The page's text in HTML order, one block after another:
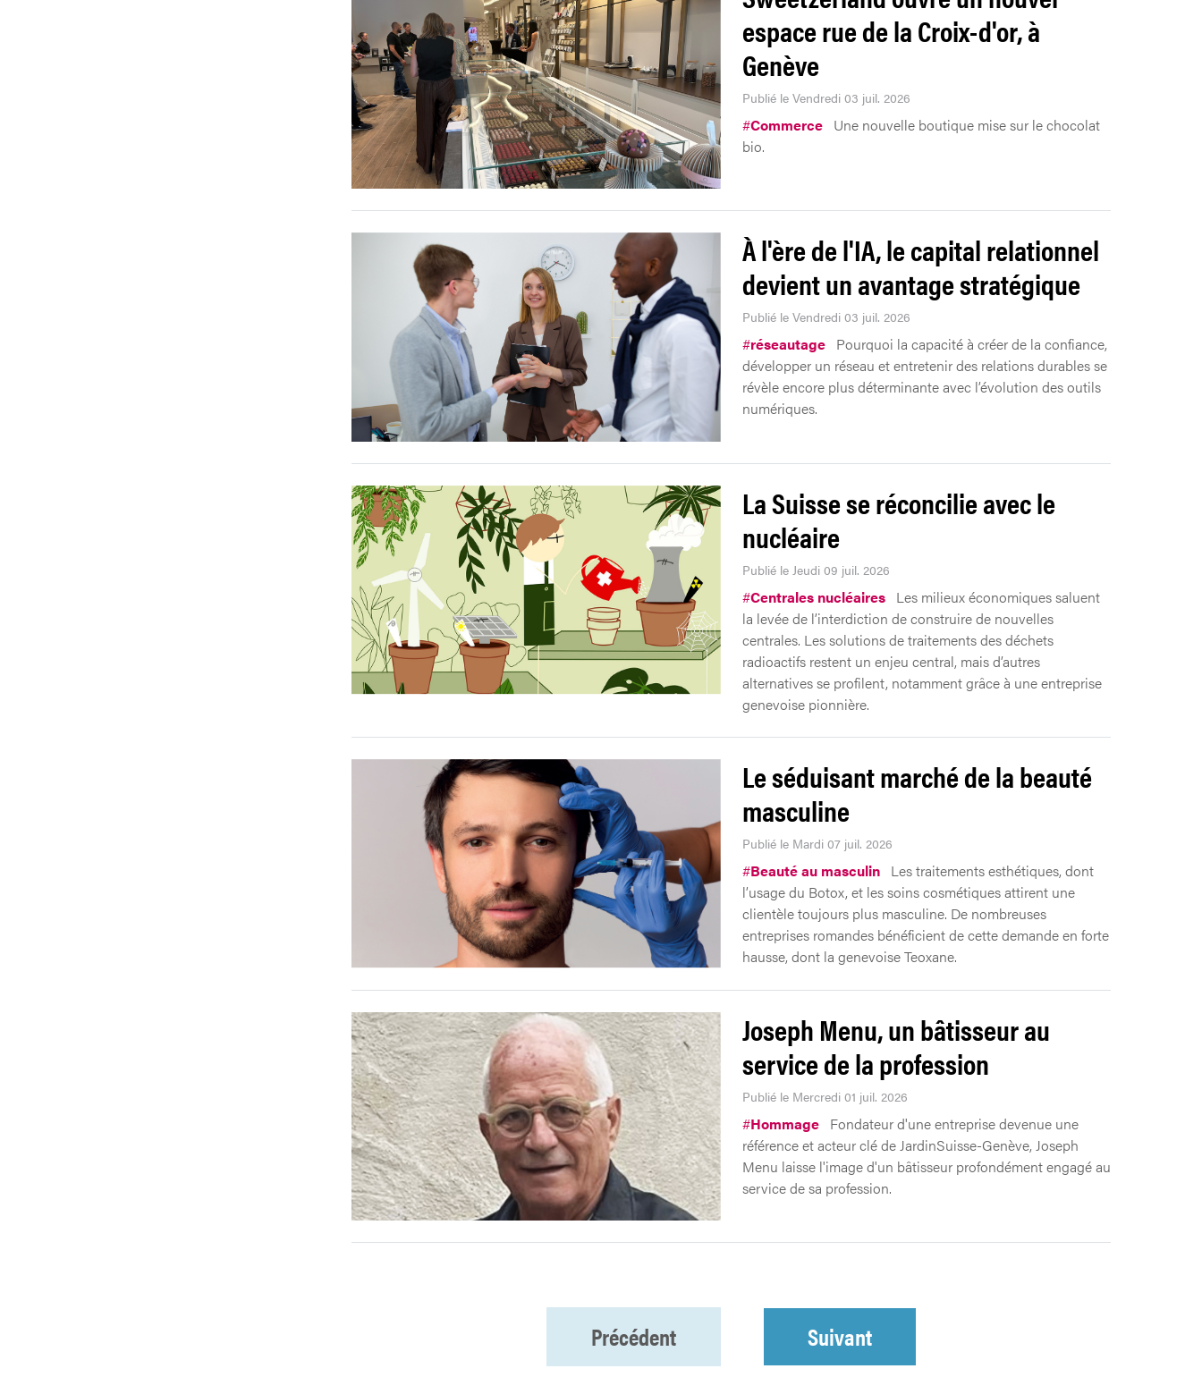
espace rue de la Croix-d'or, à
Genève
Publié le Vendredi 03 juil. 2026
#Commerce Une nouvelle boutique mise sur le chocolat
bio.
À l'ère de l'IA, le capital relationnel
devient un avantage stratégique
Publié le Vendredi 03 juil. 2026
#réseautage Pourquoi la capacité à créer de la confiance,
développer un réseau et entretenir des relations durables se
révèle encore plus déterminante avec l’évolution des outils
numériques.
La Suisse se réconcilie avec le
nucléaire
Publié le Jeudi 09 juil. 2026
#Centrales nucléaires Les milieux économiques saluent
la levée de l’interdiction de construire de nouvelles
centrales. Les solutions de traitements des déchets
radioactifs restent un enjeu central, mais d’autres
alternatives se profilent, notamment grâce à une entreprise
genevoise pionnière.
Le séduisant marché de la beauté
masculine
Publié le Mardi 07 juil. 2026
#Beauté au masculin Les traitements esthétiques, dont
l’usage du Botox, et les soins cosmétiques attirent une
clientèle toujours plus masculine. De nombreuses
entreprises romandes bénéficient de cette demande en forte
hausse, dont la genevoise Teoxane.
Joseph Menu, un bâtisseur au
service de la profession
Publié le Mercredi 01 juil. 2026
#Hommage Fondateur d'une entreprise devenue une
référence et acteur clé de JardinSuisse-Genève, Joseph
Menu laisse l'image d'un bâtisseur profondément engagé au
service de sa profession.
Précédent Suivant